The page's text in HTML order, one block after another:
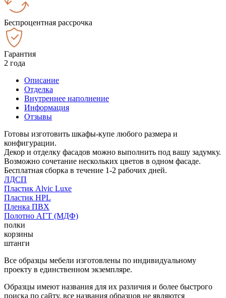
Беспроцентная рассрочка
Гарантия
2 года
Описание
Отделка
Внутреннее наполнение
Информация
Отзывы
Готовы изготовить шкафы-купе любого размера и
конфигурации.
Декор и отделку фасадов можно выполнить под вашу задумку.
Возможно сочетание нескольких цветов в одном фасаде.
Бесплатная сборка в течение 1-2 рабочих дней.
ЛДСП
Пластик Alvic Luxe
Пластик HPL
Пленка ПВХ
Полотно АГТ (МДФ)
полки
корзины
штанги
Все образцы мебели изготовлены по индивидуальному
проекту в единственном экземпляре.
Образцы имеют названия для их различия и более быстрого
поиска по сайту, все названия образцов не являются